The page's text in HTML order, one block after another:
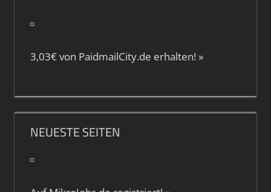
3,03€ von PaidmailCity.de erhalten! »
NEUESTE SEITEN